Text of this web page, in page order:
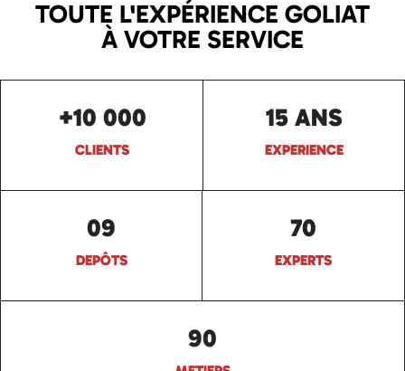
TOUTE L'EXPÉRIENCE GOLIAT
À VOTRE SERVICE
+10 000
CLIENTS
15 ANS
EXPERIENCE
09
DEPÔTS
70
EXPERTS
90